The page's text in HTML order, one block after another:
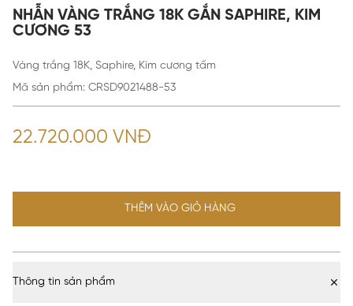
NHẪN VÀNG TRẮNG 18K GẮN SAPHIRE, KIM
CƯƠNG 53
Vàng trắng 18K, Saphire, Kim cương tấm
Mã sản phẩm: CRSD9021488-53
22.720.000 VNĐ
THÊM VÀO GIỎ HÀNG
Thông tin sản phẩm